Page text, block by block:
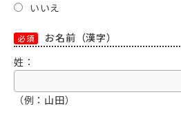
いいえ
必須
お名前（漢字）
姓：
（例：山田）